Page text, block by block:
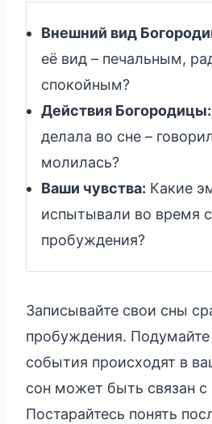
Внешний вид
её вид – печальным,
спокойным?
Действия Богородицы:
делала во сне –
молилась?
Ваши чувства: Какие
испытывали во время
пробуждения?
Записывайте свои сны
пробуждения.
события происходят в
сон может быть связан с
Постарайтесь понять